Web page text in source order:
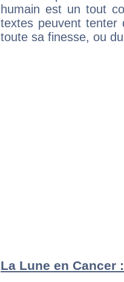
humain est un tout
textes peuvent tenter
toute sa finesse, ou
La Lune en Cancer